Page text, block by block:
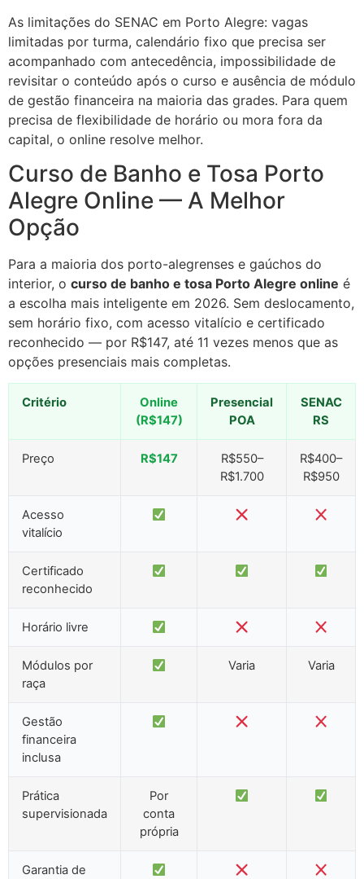
As limitações do SENAC em Porto Alegre: vagas
limitadas por turma, calendário fixo que precisa ser
acompanhado com antecedência, impossibilidade de
revisitar o conteúdo após o curso e ausência de módulo
de gestão financeira na maioria das grades. Para quem
precisa de flexibilidade de horário ou mora fora da
capital, o online resolve melhor.
Curso de Banho e Tosa Porto
Alegre Online — A Melhor
Opção
Para a maioria dos porto-alegrenses e gaúchos do
interior, o curso de banho e tosa Porto Alegre online é
a escolha mais inteligente em 2026. Sem deslocamento,
sem horário fixo, com acesso vitalício e certificado
reconhecido — por R$147, até 11 vezes menos que as
opções presenciais mais completas.
Critério
Online
(R$147)
Presencial
POA
SENAC
RS
Preço R$147
R$550–
R$1.700
R$400–
R$950
Acesso
vitalício
Certificado
reconhecido
Horário livre
Módulos por
raça
Varia Varia
Gestão
financeira
inclusa
Prática
supervisionada
Por
conta
própria
Garantia de